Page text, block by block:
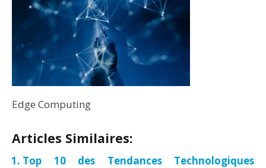
Edge Computing
Articles Similaires:
Top 10 des Tendances Technologiques